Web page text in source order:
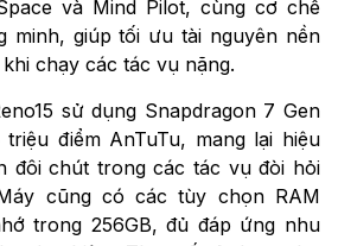
và Mind Pilot, cùng cơ chế
minh, giúp tối ưu tài nguyên nền
chạy các tác vụ nặng.
sử dụng Snapdragon 7 Gen
điểm AnTuTu, mang lại hiệu
đôi chút trong các tác vụ đòi hỏi
cũng có các tùy chọn RAM
trong 256GB, đủ đáp ứng nhu